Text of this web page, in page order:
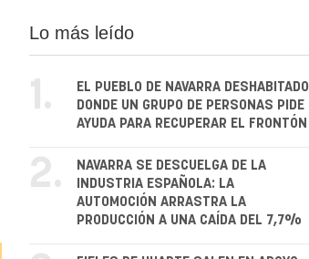
Lo más leído
1.
EL PUEBLO DE NAVARRA DESHABITADO
DONDE UN GRUPO DE PERSONAS PIDE
AYUDA PARA RECUPERAR EL FRONTÓN
2.
NAVARRA SE DESCUELGA DE LA
INDUSTRIA ESPAÑOLA: LA
AUTOMOCIÓN ARRASTRA LA
PRODUCCIÓN A UNA CAÍDA DEL 7,7%